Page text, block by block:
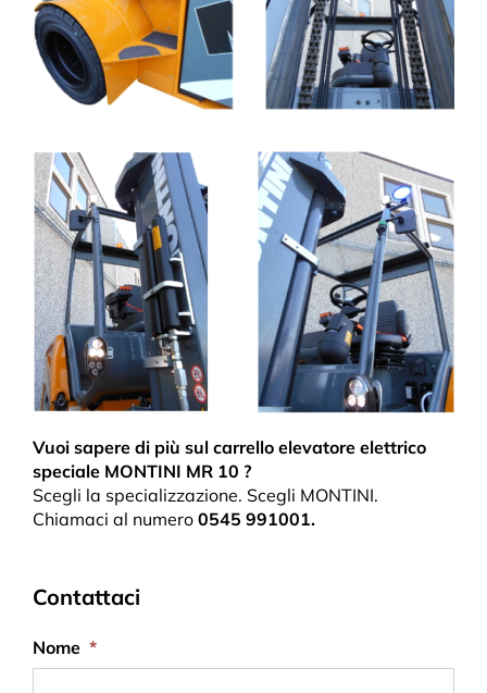
Vuoi sapere di più sul carrello elevatore elettrico
speciale MONTINI MR 10 ?
Scegli la specializzazione. Scegli MONTINI.
Chiamaci al numero0545 991001.
Contattaci
Nome *